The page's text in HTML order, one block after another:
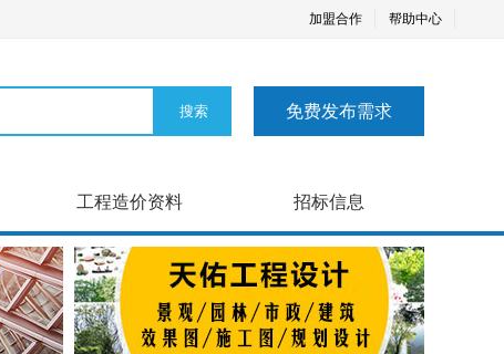
加盟合作 帮助中心
免费发布需求
工程造价资料 招标信息